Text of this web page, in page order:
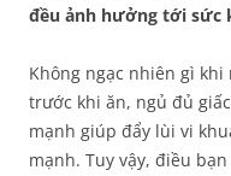
đều ảnh hưởng tới sức
Không ngạc nhiên gì
trước khi ăn, ngủ đủ
mạnh giúp đẩy lùi vi
mạnh. Tuy vậy, điều